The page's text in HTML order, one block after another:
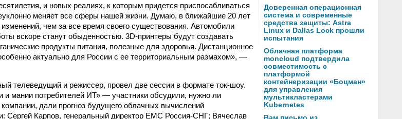
и новых реалиях, к которым придется приспосабливаться
меняет все сферы нашей жизни. Думаю, в ближайшие 20 лет
чем за все время своего существования. Автомобили
вскоре станут обыденностью. 3D-принтеры будут создавать
продукты питания, полезные для здоровья. Дистанционное
актуально для России с ее территориальным размахом», —
телеведущий и режиссер, провел две сессии в формате ток-шоу.
мании потребителей ИТ» — участники обсудили, нужно ли
дали прогноз будущего облачных вычислений
Сергей Карпов, генеральный директор ЕМС Россия-СНГ; Вячеслав
Доверенная операционная
система и современные
средства защиты: Astra
Linux и Dallas Lock прошли
испытания
Облачная платформа
moncloud подтвердила
совместимость с
платформой
контейнеризации «Боцман»
для управления
мультикластерами
Kubernetes